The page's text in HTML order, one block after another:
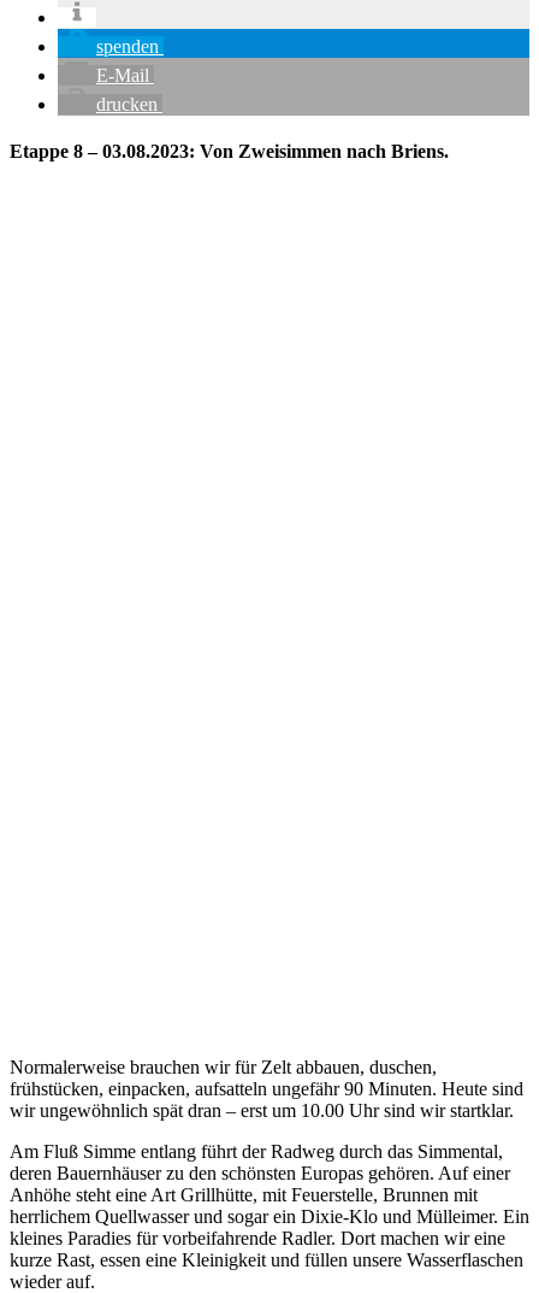
spenden
E-Mail
drucken
Etappe 8 – 03.08.2023: Von Zweisimmen nach Briens.
Normalerweise brauchen wir für Zelt abbauen, duschen,
frühstücken, einpacken, aufsatteln ungefähr 90 Minuten. Heute sind
wir ungewöhnlich spät dran – erst um 10.00 Uhr sind wir startklar.
Am Fluß Simme entlang führt der Radweg durch das Simmental,
deren Bauernhäuser zu den schönsten Europas gehören. Auf einer
Anhöhe steht eine Art Grillhütte, mit Feuerstelle, Brunnen mit
herrlichem Quellwasser und sogar ein Dixie-Klo und Mülleimer. Ein
kleines Paradies für vorbeifahrende Radler. Dort machen wir eine
kurze Rast, essen eine Kleinigkeit und füllen unsere Wasserflaschen
wieder auf.